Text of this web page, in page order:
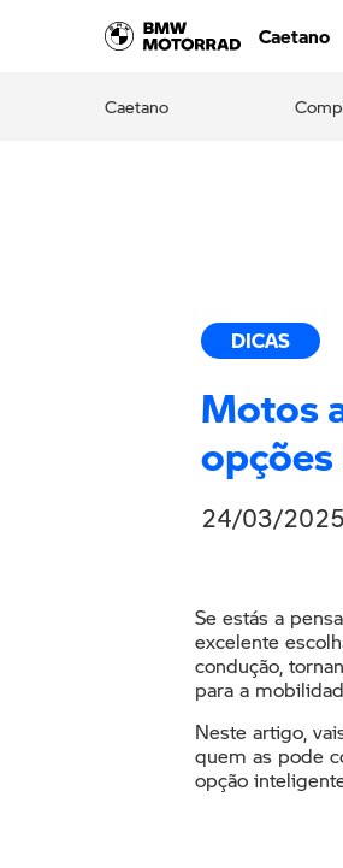
Caetano
Caetano
DICAS
Motos
24/03/2025
Se estás a
excelente
condução,
para a
Neste artigo,
quem as pode
opção